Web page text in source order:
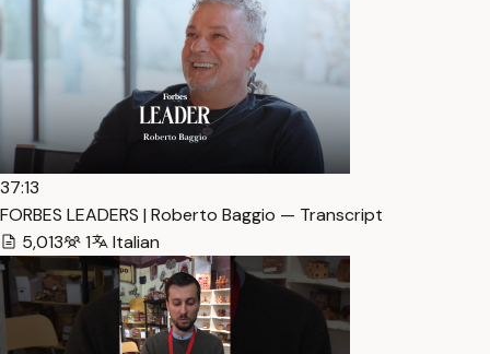
37:13
FORBES LEADERS | Roberto Baggio — Transcript
5,013
1 Italian